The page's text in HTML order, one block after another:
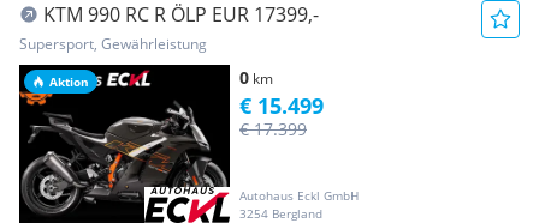
Aktion
KTM 990 RC R ÖLP EUR 17399,-
Supersport, Gewährleistung
0 km
Autohaus Eckl GmbH
3254 Bergland
€ 17.399
€ 15.499